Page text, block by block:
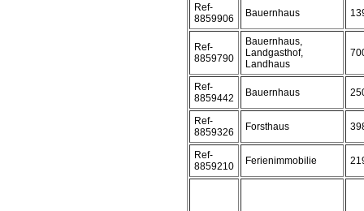
Ref-
8859906
Bauernhaus
Ref-
8859790
Bauernhaus,
Landgasthof,
Landhaus
Ref-
8859442
Bauernhaus
Ref-
8859326
Forsthaus
Ref-
8859210
Ferienimmobilie